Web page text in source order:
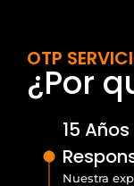
OTP
¿Por
15
Nuestra